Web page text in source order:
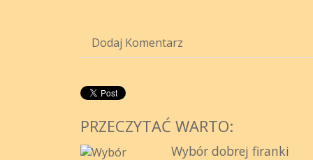
Dodaj Komentarz
PRZECZYTAĆ WARTO:
Wybór dobrej firanki